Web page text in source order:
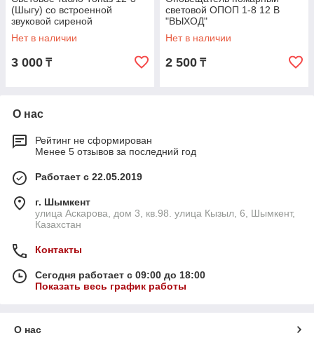
(Шыгу) со встроенной
звуковой сиреной
Нет в наличии
3 000 ₸
световой ОПОП 1-8 12 В
"ВЫХОД"
Нет в наличии
2 500 ₸
О нас
Рейтинг не сформирован
Менее 5 отзывов за последний год
Работает с 22.05.2019
г. Шымкент
улица Аскарова, дом 3, кв.98. улица Кызыл, 6, Шымкент,
Казахстан
Контакты
Сегодня работает с 09:00 до 18:00
Показать весь график работы
О нас